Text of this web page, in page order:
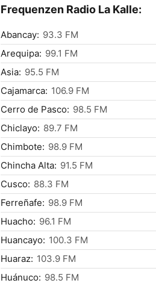
Frequenzen Radio La Kalle:
Abancay: 93.3 FM
Arequipa: 99.1 FM
Asia: 95.5 FM
Cajamarca: 106.9 FM
Cerro de Pasco: 98.5 FM
Chiclayo: 89.7 FM
Chimbote: 98.9 FM
Chincha Alta: 91.5 FM
Cusco: 88.3 FM
Ferreñafe: 98.9 FM
Huacho: 96.1 FM
Huancayo: 100.3 FM
Huaraz: 103.9 FM
Huánuco: 98.5 FM